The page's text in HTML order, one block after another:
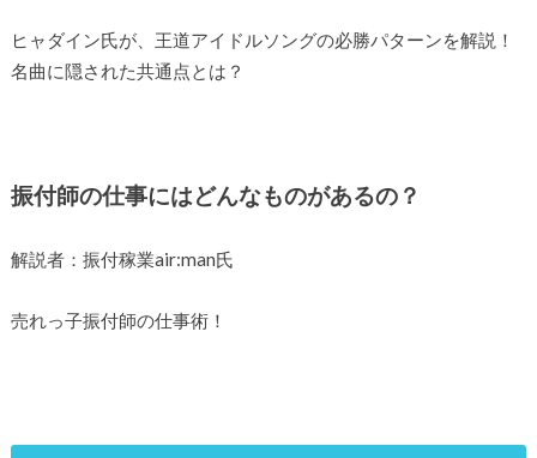
ヒャダイン氏が、王道アイドルソングの必勝パターンを解説！
名曲に隠された共通点とは？
振付師の仕事にはどんなものがあるの？
解説者：振付稼業air:man氏
売れっ子振付師の仕事術！